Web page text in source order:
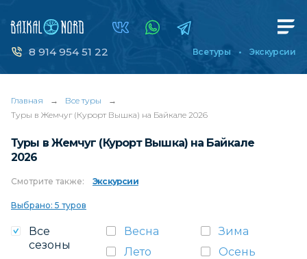
8 914 954 51 22 Все туры Экскурсии
Главная → Все туры
→
Туры в Жемчуг (Курорт Вышка) на Байкале 2026
Туры в Жемчуг (Курорт Вышка) на Байкале
2026
Смотрите также: Экскурсии
Выбрано: 5 туров
Все
сезоны
Весна
Зима
Лето
Осень